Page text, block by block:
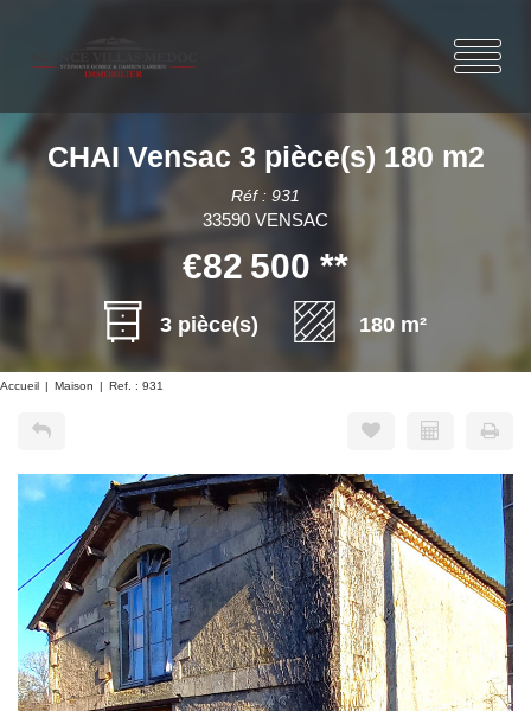
CHAI Vensac 3 pièce(s) 180 m2
Réf : 931
33590 VENSAC
€82 500 **
3 pièce(s) 180 m²
Accueil Maison Ref. : 931